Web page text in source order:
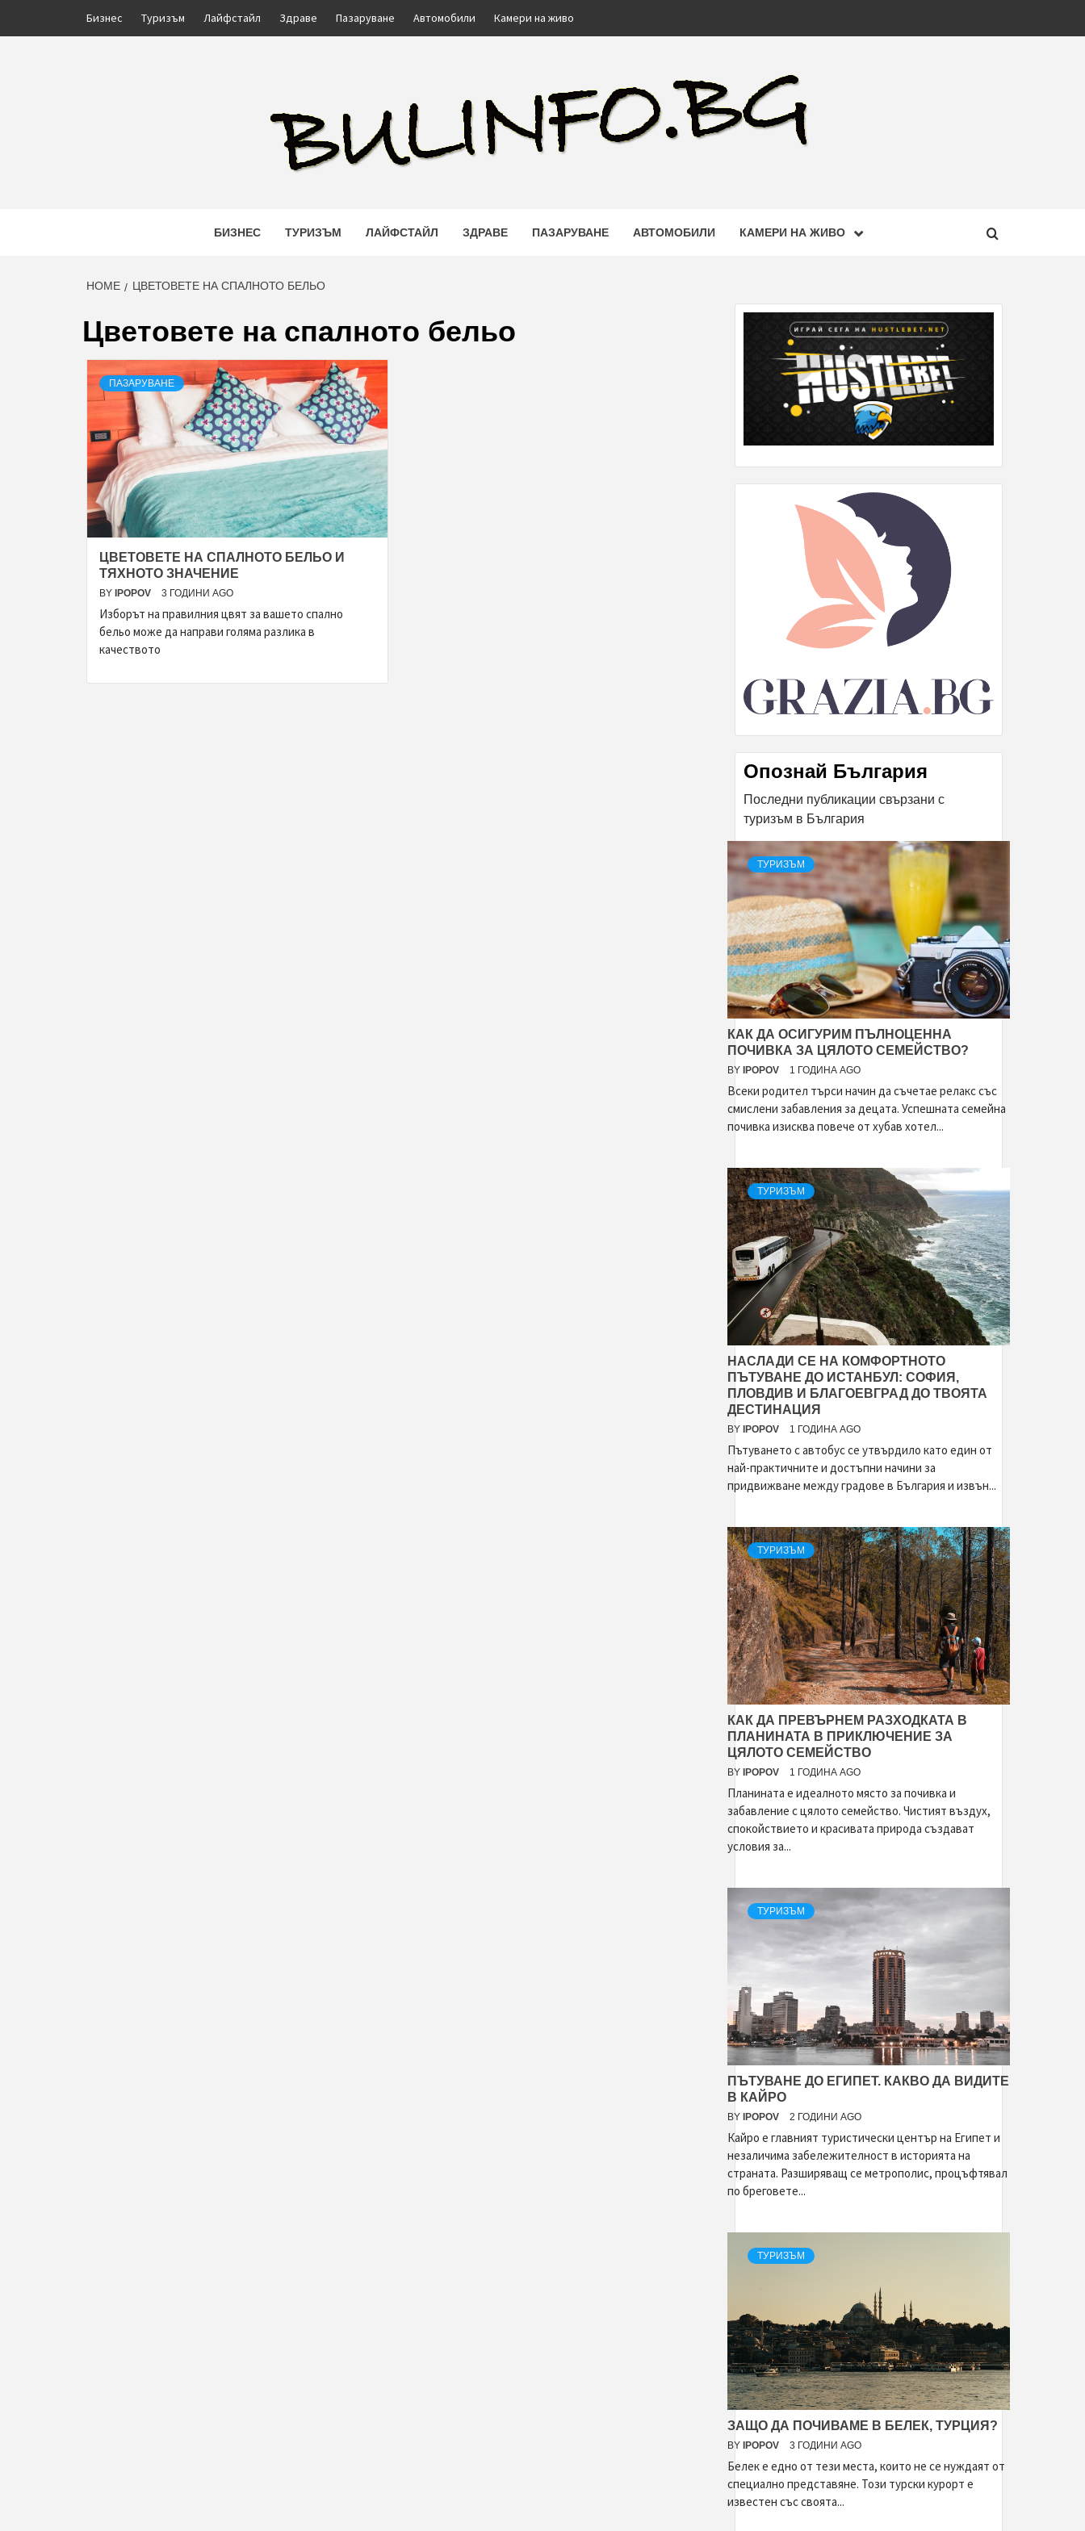
Бизнес Туризъм Лайфстайл Здраве Пазаруване Автомобили Камери на живо
BULINFO.BG
БИЗНЕС ТУРИЗЪМ ЛАЙФСТАЙЛ ЗДРАВЕ ПАЗАРУВАНЕ АВТОМОБИЛИ КАМЕРИ НА ЖИВО
HOME ЦВЕТОВЕТЕ НА СПАЛНОТО БЕЛЬО
Цветовете на спалното бельо
ПАЗАРУВАНЕ
ЦВЕТОВЕТЕ НА СПАЛНОТО БЕЛЬО И
ТЯХНОТО ЗНАЧЕНИЕ
BY IPOPOV 3 ГОДИНИ AGO
Изборът на правилния цвят за вашето спално
бельо може да направи голяма разлика в
качеството
Опознай България
Последни публикации свързани с
туризъм в България
ТУРИЗЪМ
КАК ДА ОСИГУРИМ ПЪЛНОЦЕННА
ПОЧИВКА ЗА ЦЯЛОТО СЕМЕЙСТВО?
BY IPOPOV 1 ГОДИНА AGO
Всеки родител търси начин да съчетае релакс със
смислени забавления за децата. Успешната семейна
почивка изисква повече от хубав хотел...
ТУРИЗЪМ
НАСЛАДИ СЕ НА КОМФОРТНОТО
ПЪТУВАНЕ ДО ИСТАНБУЛ: СОФИЯ,
ПЛОВДИВ И БЛАГОЕВГРАД ДО ТВОЯТА
ДЕСТИНАЦИЯ
BY IPOPOV 1 ГОДИНА AGO
Пътуването с автобус се утвърдило като един от
най-практичните и достъпни начини за
придвижване между градове в България и извън...
ТУРИЗЪМ
КАК ДА ПРЕВЪРНЕМ РАЗХОДКАТА В
ПЛАНИНАТА В ПРИКЛЮЧЕНИЕ ЗА
ЦЯЛОТО СЕМЕЙСТВО
BY IPOPOV 1 ГОДИНА AGO
Планината е идеалното място за почивка и
забавление с цялото семейство. Чистият въздух,
спокойствието и красивата природа създават
условия за...
ТУРИЗЪМ
ПЪТУВАНЕ ДО ЕГИПЕТ. КАКВО ДА ВИДИТЕ
В КАЙРО
BY IPOPOV 2 ГОДИНИ AGO
Кайро е главният туристически център на Египет и
незаличима забележителност в историята на
страната. Разширяващ се метрополис, процъфтявал
по бреговете...
ТУРИЗЪМ
ЗАЩО ДА ПОЧИВАМЕ В БЕЛЕК, ТУРЦИЯ?
BY IPOPOV 3 ГОДИНИ AGO
Белек е едно от тези места, които не се нуждаят от
специално представяне. Този турски курорт е
известен със своята...